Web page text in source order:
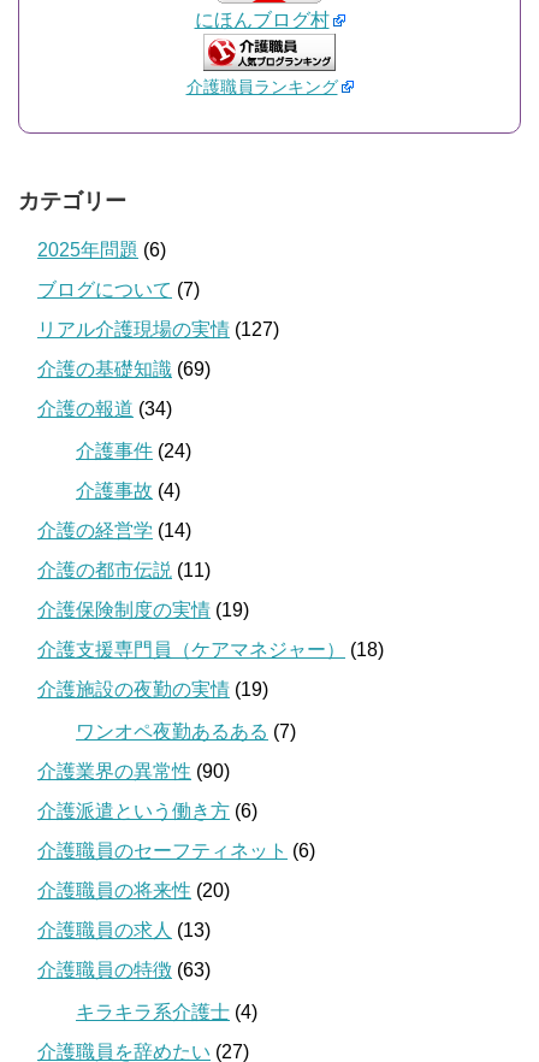
にほんブログ村
介護職員ランキング
カテゴリー
2025年問題 (6)
ブログについて (7)
リアル介護現場の実情 (127)
介護の基礎知識 (69)
介護の報道 (34)
介護事件 (24)
介護事故 (4)
介護の経営学 (14)
介護の都市伝説 (11)
介護保険制度の実情 (19)
介護支援専門員（ケアマネジャー）
(18)
介護施設の夜勤の実情 (19)
ワンオペ夜勤あるある (7)
介護業界の異常性 (90)
介護派遣という働き方 (6)
介護職員のセーフティネット (6)
介護職員の将来性 (20)
介護職員の求人 (13)
介護職員の特徴 (63)
キラキラ系介護士 (4)
介護職員を辞めたい (27)